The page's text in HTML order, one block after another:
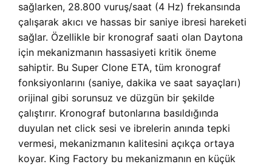
sağlarken, 28.800 vuruş/saat (4 Hz) frekansında
çalışarak akıcı ve hassas bir saniye ibresi hareketi
sağlar. Özellikle bir kronograf saati olan Daytona
için mekanizmanın hassasiyeti kritik öneme
sahiptir. Bu Super Clone ETA, tüm kronograf
fonksiyonlarını (saniye, dakika ve saat sayaçları)
orijinal gibi sorunsuz ve düzgün bir şekilde
çalıştırır. Kronograf butonlarına basıldığında
duyulan net click sesi ve ibrelerin anında tepki
vermesi, mekanizmanın kalitesini açıkça ortaya
koyar. King Factory bu mekanizmanın en küçük